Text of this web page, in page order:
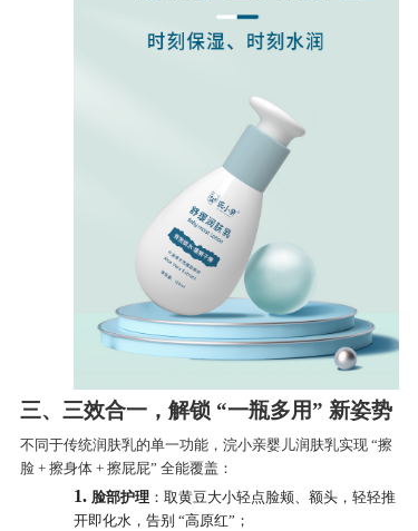
三、三效合一，解锁 “一瓶多用” 新姿势
不同于传统润肤乳的单一功能，浣小亲婴儿润肤乳实现 “擦
脸 + 擦身体 + 擦屁屁” 全能覆盖：
1. 脸部护理：取黄豆大小轻点脸颊、额头，轻轻推
开即化水，告别 “高原红”；